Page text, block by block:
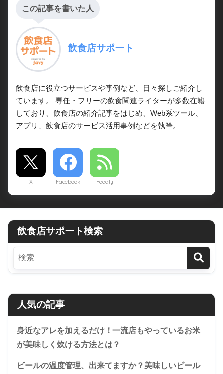
この記事を書いた人
飲食店サポート
飲食店に役立つサービスや事例など、日々探しご紹介し
ています。 専任・フリーの飲食関連ライターが多数在籍
しており、飲食店の紹介記事をはじめ、Web系ツール、
アプリ、飲食店のサービス活用事例などを執筆。
X Facebook Feedly
飲食店サポート検索
人気の記事
身近なアレを加えるだけ！一流店もやっているお米
が美味しく炊ける方法とは？
ビールの温度管理、出来てますか？美味しいビール